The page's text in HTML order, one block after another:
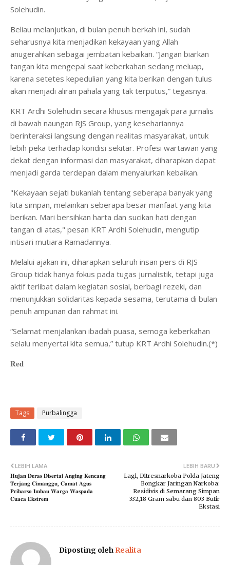
Solehudin.
Beliau melanjutkan, di bulan penuh berkah ini, sudah
seharusnya kita menjadikan kekayaan yang Allah
anugerahkan sebagai jembatan kebaikan. “Jangan biarkan
tangan kita mengepal saat keberkahan sedang meluap,
karena setetes kepedulian yang kita berikan dengan tulus
akan menjadi aliran pahala yang tak terputus,” tegasnya.
KRT Ardhi Solehudin secara khusus mengajak para jurnalis
di bawah naungan RJS Group, yang kesehariannya
berinteraksi langsung dengan realitas masyarakat, untuk
lebih peka terhadap kondisi sekitar. Profesi wartawan yang
dekat dengan informasi dan masyarakat, diharapkan dapat
menjadi garda terdepan dalam menyalurkan kebaikan.
​"Kekayaan sejati bukanlah tentang seberapa banyak yang
kita simpan, melainkan seberapa besar manfaat yang kita
berikan. Mari bersihkan harta dan sucikan hati dengan
tangan di atas," pesan KRT Ardhi Solehudin, mengutip
intisari mutiara Ramadannya.
Melalui ajakan ini, diharapkan seluruh insan pers di RJS
Group tidak hanya fokus pada tugas jurnalistik, tetapi juga
aktif terlibat dalam kegiatan sosial, berbagi rezeki, dan
menunjukkan solidaritas kepada sesama, terutama di bulan
penuh ampunan dan rahmat ini.
“Selamat menjalankan ibadah puasa, semoga keberkahan
selalu menyertai kita semua,” tutup KRT Ardhi Solehudin.(*)
𝐑𝐞𝐝
Tags Purbalingga
LEBIH BARU
Lagi, Ditresnarkoba Polda Jateng
Bongkar Jaringan Narkoba:
Residivis di Semarang Simpan
332,18 Gram sabu dan 803 Butir
Ekstasi
LEBIH LAMA
​𝐇𝐮𝐣𝐚𝐧 𝐃𝐞𝐫𝐚𝐬 𝐃𝐢𝐬𝐞𝐫𝐭𝐚𝐢 𝐀𝐧𝐠𝐢𝐧𝐠 𝐊𝐞𝐧𝐜𝐚𝐧𝐠
𝐓𝐞𝐫𝐣𝐚𝐧𝐠 𝐂𝐢𝐦𝐚𝐧𝐠𝐠𝐮, 𝐂𝐚𝐦𝐚𝐭 𝐀𝐠𝐮𝐬
𝐏𝐫𝐢𝐡𝐚𝐫𝐬𝐨 𝐈𝐦𝐛𝐚𝐮 𝐖𝐚𝐫𝐠𝐚 𝐖𝐚𝐬𝐩𝐚𝐝𝐚
𝐂𝐮𝐚𝐜𝐚 𝐄𝐤𝐬𝐭𝐫𝐞𝐦
Diposting oleh Realita